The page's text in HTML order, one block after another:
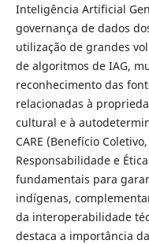
Inteligência Artificial
governança de dados
utilização de grandes
de algoritmos de IAG,
reconhecimento das
relacionadas à
cultural e à
CARE (Benefício
Responsabilidade e
fundamentais para
indígenas,
da interoperabilidade
destaca a importância